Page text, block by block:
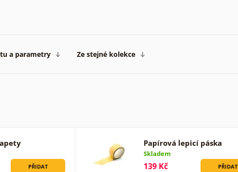
a parametry Ze stejné kolekce
PŘIDAT
Papírová lepicí páska
Skladem
139 Kč PŘIDAT